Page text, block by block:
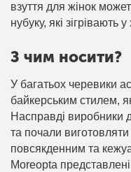
взуття для жінок
нубуку, які зігрівають
З чим носити?
У багатьох черевики
байкерським стилем,
Насправді виробники
та почали виготовляти
повсякденним та
Moreopta